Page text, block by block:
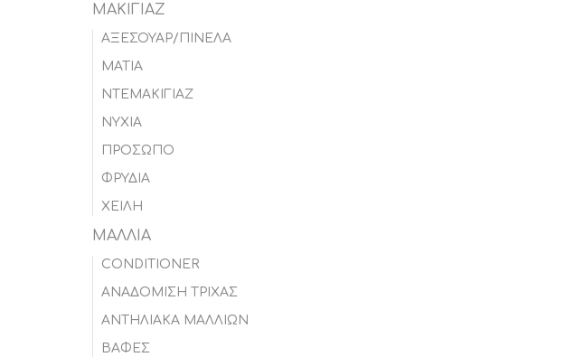
ΜΑΚΙΓΙΑΖ
ΑΞΕΣΟΥΑΡ/ΠΙΝΕΛΑ
ΜΑΤΙΑ
ΝΤΕΜΑΚΙΓΙΑΖ
ΝΥΧΙΑ
ΠΡΟΣΩΠΟ
ΦΡΥΔΙΑ
ΧΕΙΛΗ
ΜΑΛΛΙΑ
CONDITIONER
ΑΝΑΔΟΜΙΣΗ ΤΡΙΧΑΣ
ΑΝΤΗΛΙΑΚΑ ΜΑΛΛΙΩΝ
ΒΑΦΕΣ